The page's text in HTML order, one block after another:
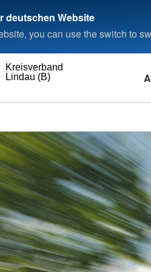
deutschen Website
you can use the switch to
Lindau (B)
Kreisverband